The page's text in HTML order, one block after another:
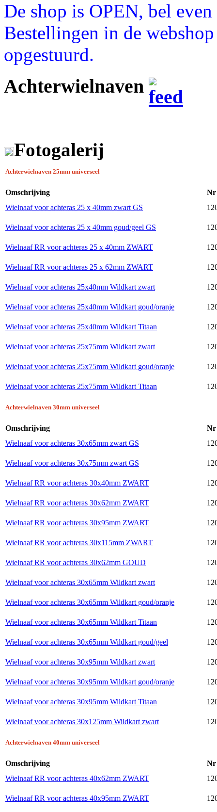
De shop is OPEN, bel
Bestellingen in de
opgestuurd.
Achterwielnaven
Fotogalerij
Achterwielnaven 25mm universeel
Omschrijving
Nr
Wielnaaf voor achteras 25 x 40mm zwart GS
Wielnaaf voor achteras 25 x 40mm goud/geel GS
Wielnaaf RR voor achteras 25 x 40mm ZWART
Wielnaaf RR voor achteras 25 x 62mm ZWART
Wielnaaf voor achteras 25x40mm Wildkart zwart
Wielnaaf voor achteras 25x40mm Wildkart goud/oranje
Wielnaaf voor achteras 25x40mm Wildkart Titaan
Wielnaaf voor achteras 25x75mm Wildkart zwart
Wielnaaf voor achteras 25x75mm Wildkart goud/oranje
Wielnaaf voor achteras 25x75mm Wildkart Titaan
Achterwielnaven 30mm universeel
Omschrijving
Nr
Wielnaaf voor achteras 30x65mm zwart GS
Wielnaaf voor achteras 30x75mm zwart GS
Wielnaaf RR voor achteras 30x40mm ZWART
Wielnaaf RR voor achteras 30x62mm ZWART
Wielnaaf RR voor achteras 30x95mm ZWART
Wielnaaf RR voor achteras 30x115mm ZWART
Wielnaaf RR voor achteras 30x62mm GOUD
Wielnaaf voor achteras 30x65mm Wildkart zwart
Wielnaaf voor achteras 30x65mm Wildkart goud/oranje
Wielnaaf voor achteras 30x65mm Wildkart Titaan
Wielnaaf voor achteras 30x65mm Wildkart goud/geel
Wielnaaf voor achteras 30x95mm Wildkart zwart
Wielnaaf voor achteras 30x95mm Wildkart goud/oranje
Wielnaaf voor achteras 30x95mm Wildkart Titaan
Wielnaaf voor achteras 30x125mm Wildkart zwart
Achterwielnaven 40mm universeel
Omschrijving
Nr
Wielnaaf RR voor achteras 40x62mm ZWART
Wielnaaf RR voor achteras 40x95mm ZWART